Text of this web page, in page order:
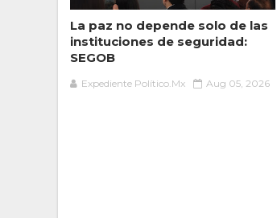
La paz no depende solo de las
instituciones de seguridad:
SEGOB
Expediente Político.Mx Aug 05, 2026